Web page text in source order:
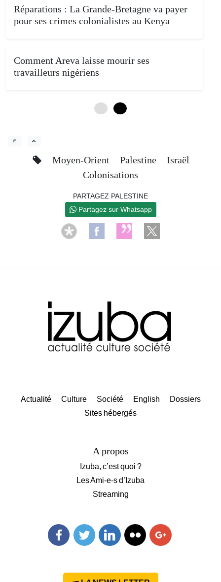
Réparations : La Grande-Bretagne va payer
pour ses crimes colonialistes au Kenya
Comment Areva laisse mourir ses
travailleurs nigériens
Moyen-Orient Palestine
Israël
Colonisations
PARTAGEZ PALESTINE
Partagez sur Whatsapp
Actualité Culture Société English
Dossiers
Sites hébergés
A propos
Izuba, c’est quoi ?
Les Ami-e-s d’Izuba
Streaming